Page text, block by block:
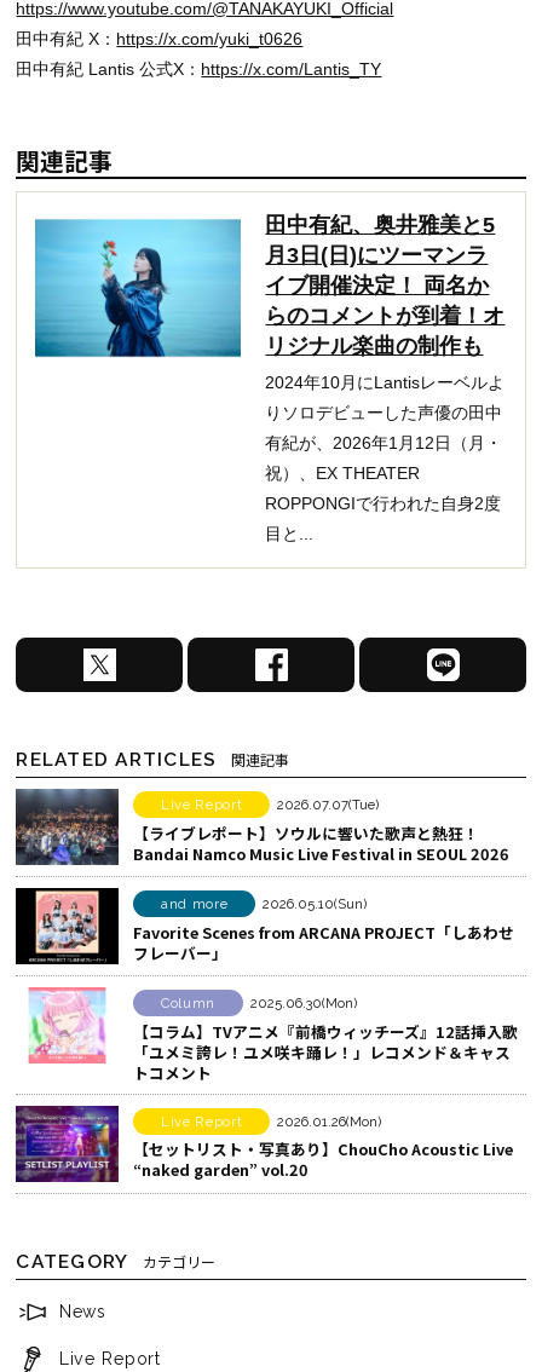
https://www.youtube.com/@TANAKAYUKI_Official
田中有紀 X： https://x.com/yuki_t0626
田中有紀 Lantis 公式X： https://x.com/Lantis_TY
関連記事
田中有紀、奥井雅美と5
月3日(日)にツーマンラ
イブ開催決定！ 両名か
らのコメントが到着！オ
リジナル楽曲の制作も
2024年10月にLantisレーベルよ
りソロデビューした声優の田中
有紀が、2026年1月12日（月・
祝）、EX THEATER
ROPPONGIで行われた自身2度
目と...
X
で
ア
す
る
F
a
b
o
o
k
で
シ
ェ
す
る
L
I
シ
ェ
ア
RELATED ARTICLES 関連記事
Live Report 2026.07.07(Tue)
【ライブレポート】ソウルに響いた歌声と熱狂！
Bandai Namco Music Live Festival in SEOUL 2026
and more 2026.05.10(Sun)
Favorite Scenes from ARCANA PROJECT「しあわせ
フレーバー」
Column 2025.06.30(Mon)
【コラム】TVアニメ『前橋ウィッチーズ』12話挿入歌
「ユメミ誇レ！ユメ咲キ踊レ！」レコメンド＆キャス
トコメント
Live Report 2026.01.26(Mon)
【セットリスト・写真あり】ChouCho Acoustic Live
“naked garden” vol.20
CATEGORY カテゴリー
News
Live Report